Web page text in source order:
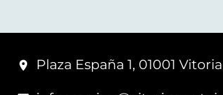
Plaza España 1, 01001